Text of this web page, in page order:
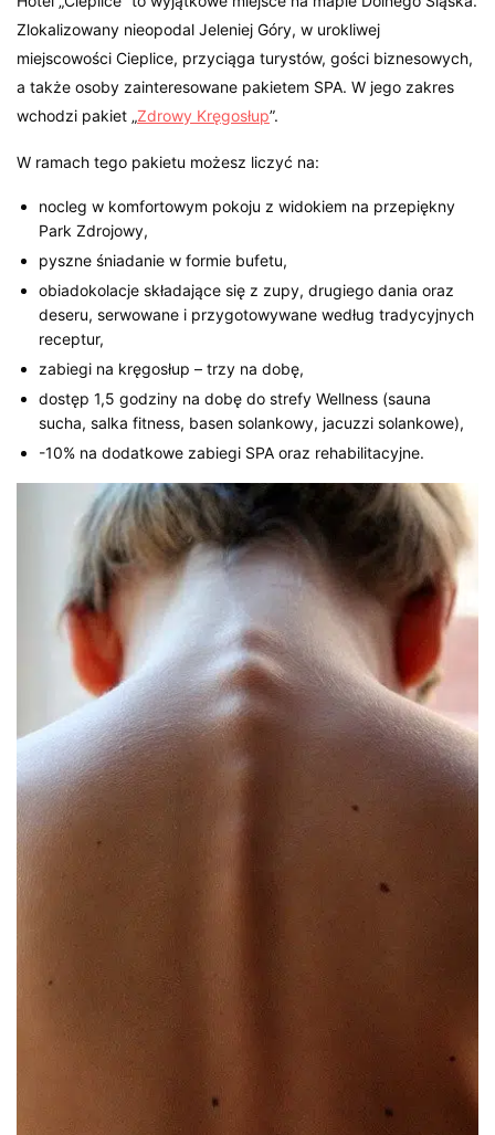
Zlokalizowany nieopodal Jeleniej Góry, w urokliwej
miejscowości Cieplice, przyciąga turystów, gości biznesowych,
a także osoby zainteresowane pakietem SPA. W jego zakres
wchodzi pakiet „Zdrowy Kręgosłup”.
W ramach tego pakietu możesz liczyć na:
nocleg w komfortowym pokoju z widokiem na przepiękny
Park Zdrojowy,
pyszne śniadanie w formie bufetu,
obiadokolacje składające się z zupy, drugiego dania oraz
deseru, serwowane i przygotowywane według tradycyjnych
receptur,
zabiegi na kręgosłup – trzy na dobę,
dostęp 1,5 godziny na dobę do strefy Wellness (sauna
sucha, salka fitness, basen solankowy, jacuzzi solankowe),
-10% na dodatkowe zabiegi SPA oraz rehabilitacyjne.